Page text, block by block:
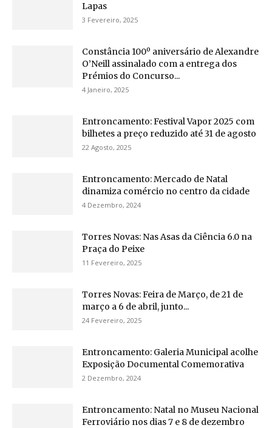
Lapas
3 Fevereiro, 2025
Constância 100º aniversário de Alexandre
O’Neill assinalado com a entrega dos
Prémios do Concurso...
4 Janeiro, 2025
Entroncamento: Festival Vapor 2025 com
bilhetes a preço reduzido até 31 de agosto
22 Agosto, 2025
Entroncamento: Mercado de Natal
dinamiza comércio no centro da cidade
4 Dezembro, 2024
Torres Novas: Nas Asas da Ciência 6.0 na
Praça do Peixe
11 Fevereiro, 2025
Torres Novas: Feira de Março, de 21 de
março a 6 de abril, junto...
24 Fevereiro, 2025
Entroncamento: Galeria Municipal acolhe
Exposição Documental Comemorativa
2 Dezembro, 2024
Entroncamento: Natal no Museu Nacional
Ferroviário nos dias 7 e 8 de dezembro